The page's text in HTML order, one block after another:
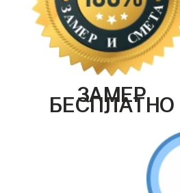
ЗАМЕР
БЕСПЛАТНО